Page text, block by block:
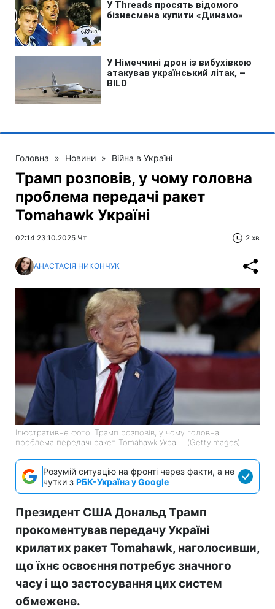
Головна » Новини » Війна в Україні
Трамп розповів, у чому головна
проблема передачі ракет
Tomahawk Україні
02:14 23.10.2025 Чт 2 хв
АНАСТАСІЯ НИКОНЧУК
Ілюстративне фото: Трамп розповів, у чому головна
проблема передачі ракет Tomahawk Україні (GettyImages)
Розумій ситуацію на фронті через факти, а не
чутки з РБК-Україна у Google
Президент США Дональд Трамп
прокоментував передачу Україні
крилатих ракет Tomahawk, наголосивши,
що їхнє освоєння потребує значного
часу і що застосування цих систем
обмежене.